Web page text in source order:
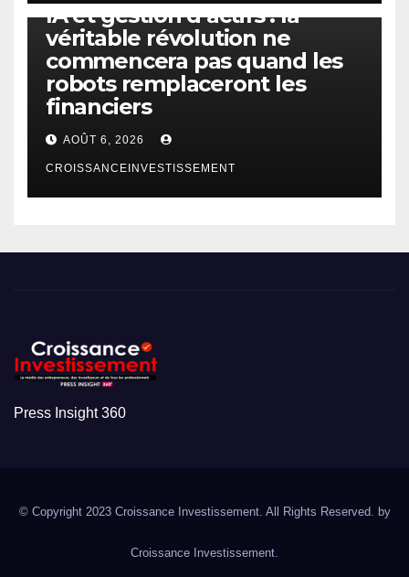
IA et gestion d’actifs : la
véritable révolution ne
commencera pas quand les
robots remplaceront les
financiers
AOÛT 6, 2026
CROISSANCEINVESTISSEMENT
Press Insight 360
© Copyright 2023 Croissance Investissement. All Rights Reserved. by
Croissance Investissement.